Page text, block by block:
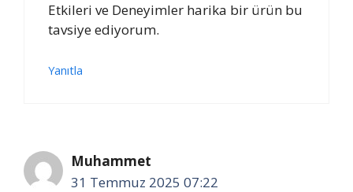
Etkileri ve Deneyimler harika bir ürün bu
tavsiye ediyorum.
Yanıtla
Muhammet
31 Temmuz 2025 07:22